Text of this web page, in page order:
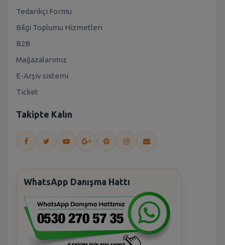
Tedarikçi Formu
Bilgi Toplumu Hizmetleri
B2B
Mağazalarımız
E-Arşiv sistemi
Ticket
Takipte Kalın
WhatsApp Danışma Hattı